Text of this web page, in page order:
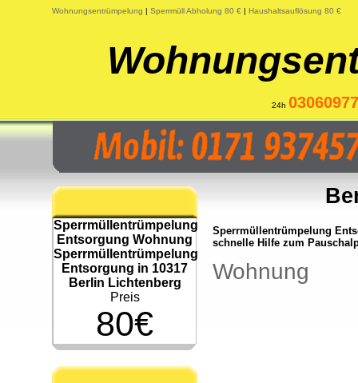
Wohnungsentrümpelung | Sperrmüll Abholung 80 € | Haushaltsauflösung 80 €
24h
Sperrmüllentrümpelung
Entsorgung Wohnung
Sperrmüllentrümpelung
Entsorgung in 10317
Berlin Lichtenberg
Preis
80€
Sperrmüllentrümpelung
schnelle Hilfe zum
Wohnung